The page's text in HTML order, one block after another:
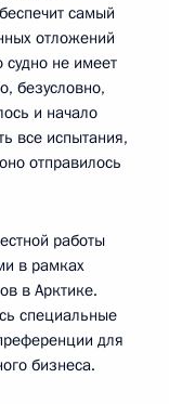
самый
отложений
не имеет
безусловно,
и начало
все испытания,
отправилось
работы
в рамках
в Арктике.
специальные
для
бизнеса.